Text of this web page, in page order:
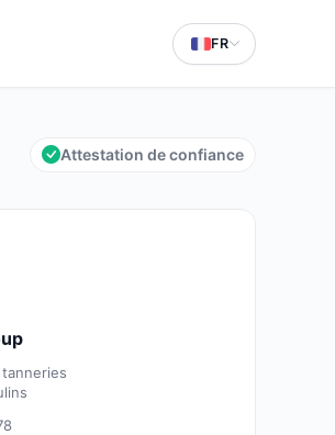
FR
Attestation de confiance